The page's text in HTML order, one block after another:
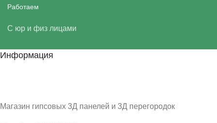
Работаем
С юр и физ лицами
Информация
Магазин гипсовых 3Д панелей и 3Д перегородок